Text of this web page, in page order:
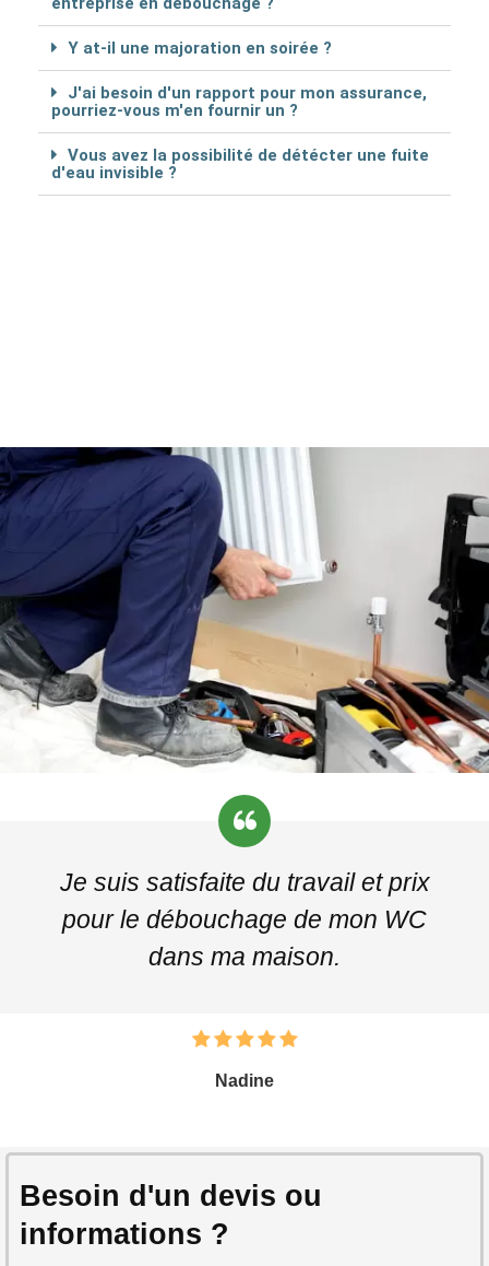
Y at-il une majoration en soirée ?
J'ai besoin d'un rapport pour mon assurance,
pourriez-vous m'en fournir un ?
Vous avez la possibilité de détécter une fuite
d'eau invisible ?
Je suis satisfaite du travail et prix
pour le débouchage de mon WC
dans ma maison.
Nadine
Besoin d'un devis ou
informations ?